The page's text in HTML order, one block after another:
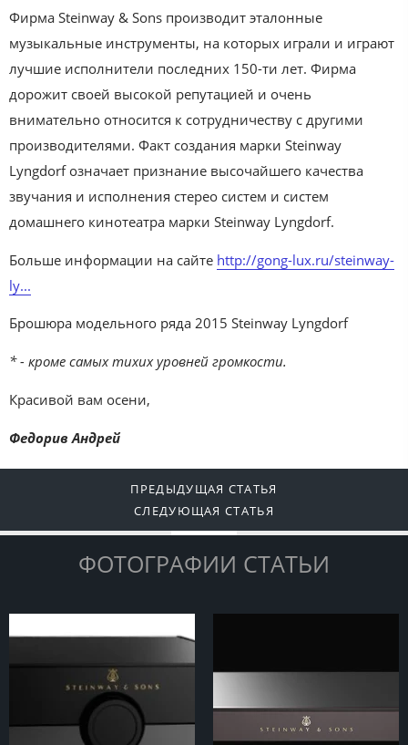
Фирма Steinway & Sons производит эталонные
музыкальные инструменты, на которых играли и играют
лучшие исполнители последних 150-ти лет. Фирма
дорожит своей высокой репутацией и очень
внимательно относится к сотрудничеству с другими
производителями. Факт создания марки Steinway
Lyngdorf означает признание высочайшего качества
звучания и исполнения стерео систем и систем
домашнего кинотеатра марки Steinway Lyngdorf.
Больше информации на сайте http://gong-lux.ru/steinway-
ly...
Брошюра модельного ряда 2015 Steinway Lyngdorf
* - кроме самых тихих уровней громкости.
Красивой вам осени,
Федорив Андрей
ПРЕДЫДУЩАЯ СТАТЬЯ
СЛЕДУЮЩАЯ СТАТЬЯ
ФОТОГРАФИИ СТАТЬИ